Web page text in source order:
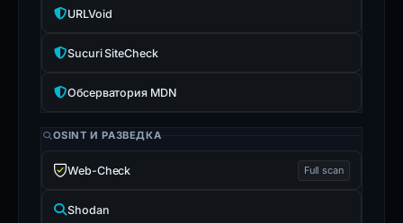
URLVoid
Sucuri SiteCheck
Обсерватория MDN
OSINT И РАЗВЕДКА
Web-Check Full scan
Shodan